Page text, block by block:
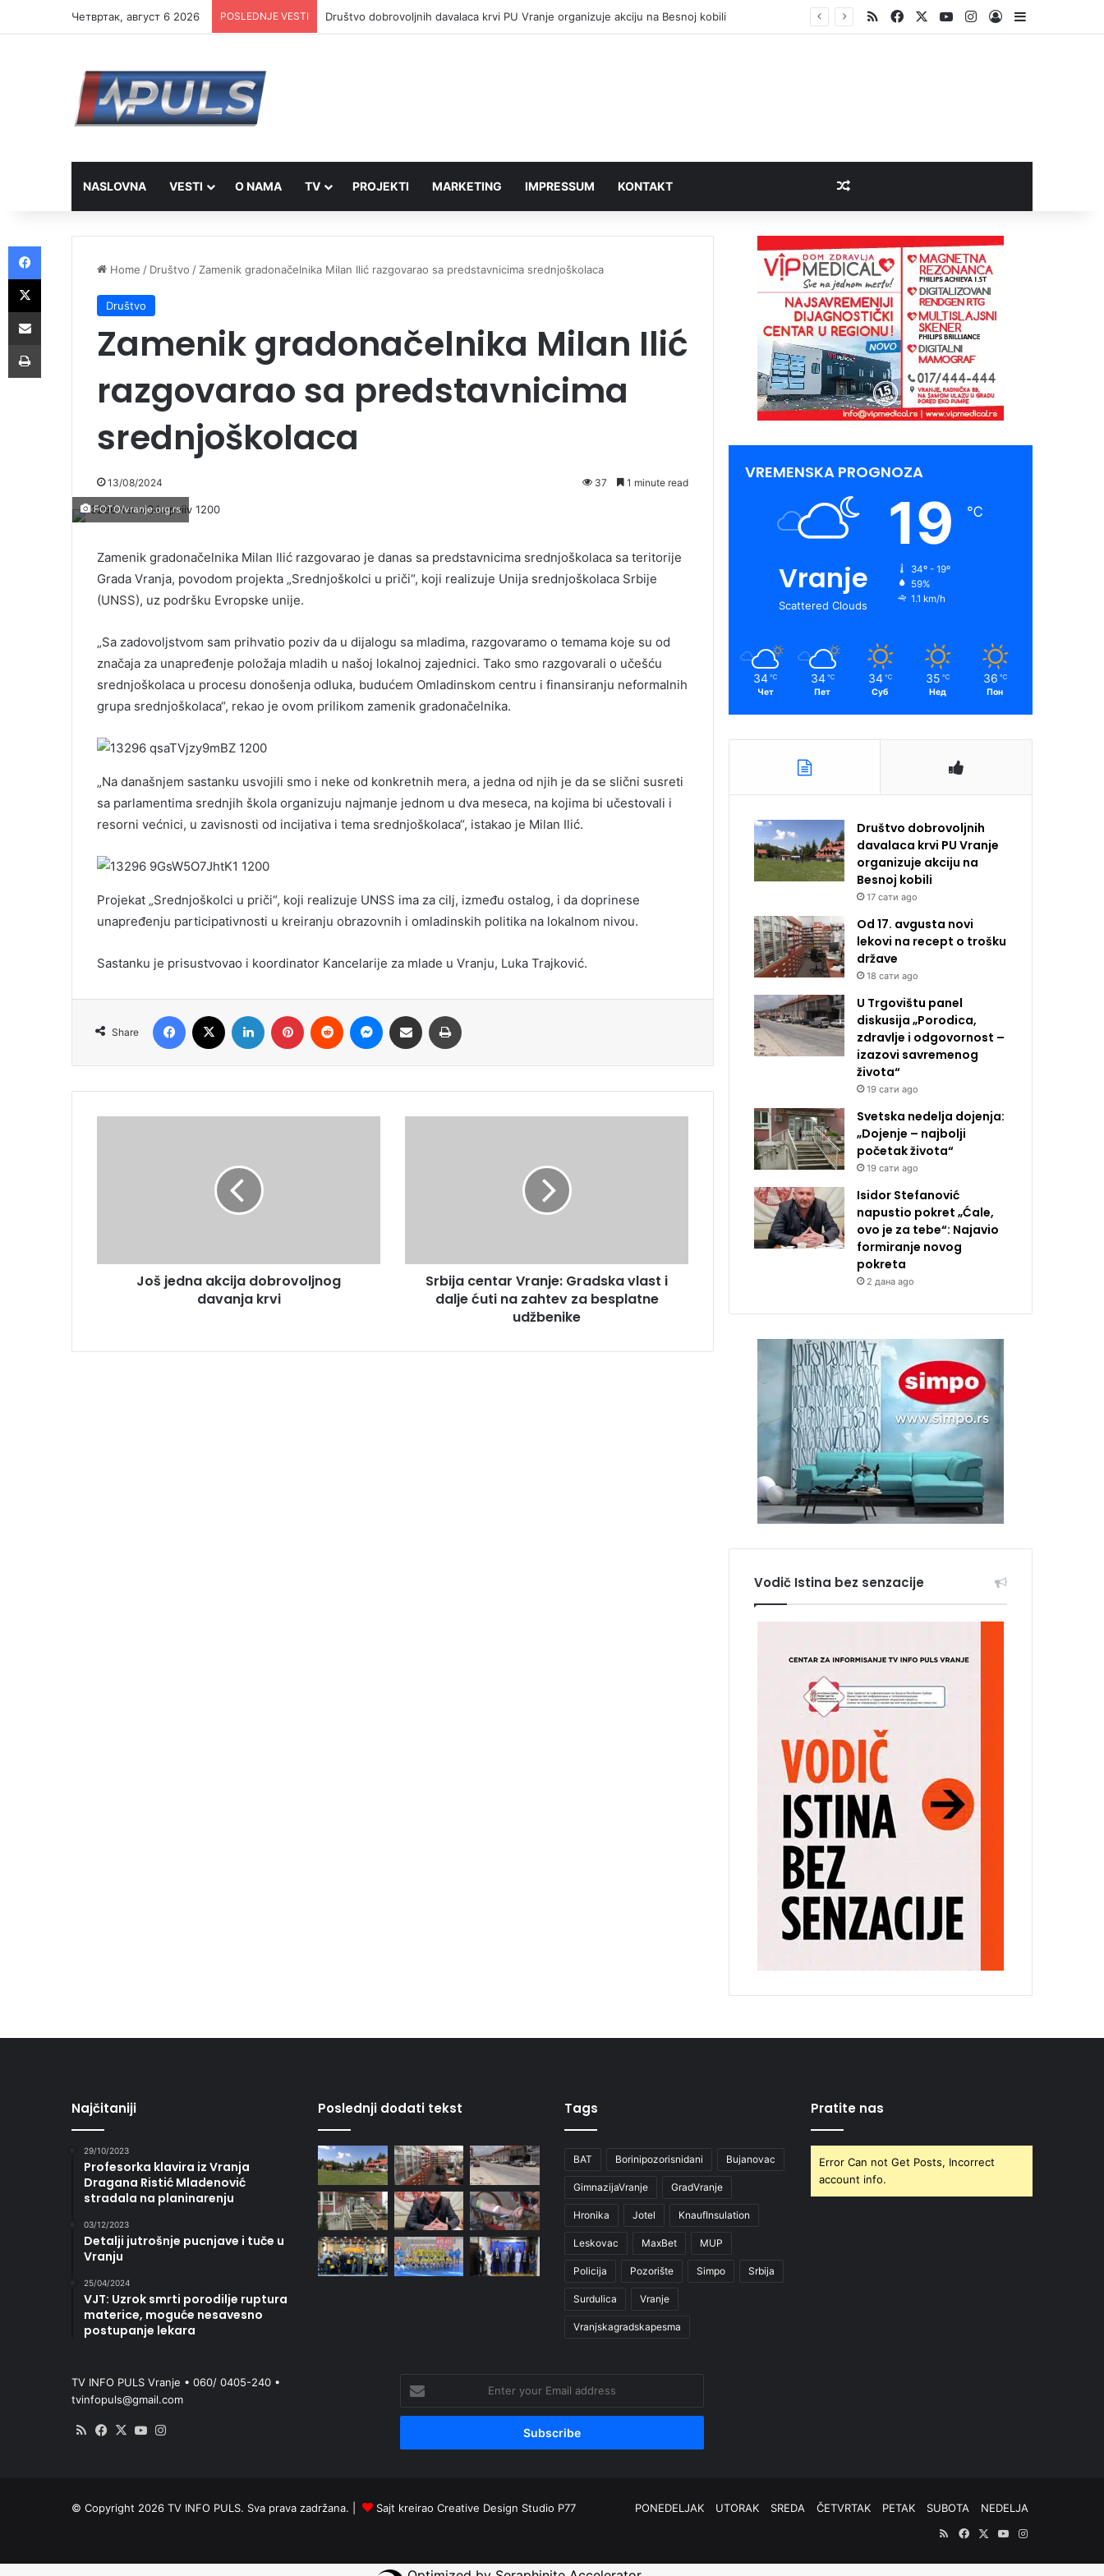
Четвртак, август 6 2026 POSLEDNJE VESTI Društvo dobrovoljnih davalaca krvi PU Vranje organizuje akciju na Besnoj kobili RSSFacebookYouTubeInstagram
Log InSidebar
NASLOVNA VESTI O NAMA TV PROJEKTI MARKETING IMPRESSUM KONTAKT Random Article
Home / Društvo / Zamenik gradonačelnika Milan Ilić razgovarao sa predstavnicima srednjoškolaca
Društvo
Zamenik gradonačelnika Milan Ilić
razgovarao sa predstavnicima
srednjoškolaca
13/08/2024 37 1 minute read
FOTO/vranje.org.rs
Zamenik gradonačelnika Milan Ilić razgovarao je danas sa predstavnicima srednjoškolaca sa teritorije
Grada Vranja, povodom projekta „Srednjoškolci u priči“, koji realizuje Unija srednjoškolaca Srbije
(UNSS), uz podršku Evropske unije.
„Sa zadovoljstvom sam prihvatio poziv da u dijalogu sa mladima, razgovaramo o temama koje su od
značaja za unapređenje položaja mladih u našoj lokalnoj zajednici. Tako smo razgovarali o učešću
srednjoškolaca u procesu donošenja odluka, budućem Omladinskom centru i finansiranju neformalnih
grupa srednjoškolaca“, rekao je ovom prilikom zamenik gradonačelnika.
„Na današnjem sastanku usvojili smo i neke od konkretnih mera, a jedna od njih je da se slični susreti
sa parlamentima srednjih škola organizuju najmanje jednom u dva meseca, na kojima bi učestovali i
resorni većnici, u zavisnosti od incijativa i tema srednjoškolaca“, istakao je Milan Ilić.
Projekat „Srednjoškolci u priči“, koji realizuje UNSS ima za cilj, između ostalog, i da doprinese
unapređenju participativnosti u kreiranju obrazovnih i omladinskih politika na lokalnom nivou.
Sastanku je prisustvovao i koordinator Kancelarije za mlade u Vranju, Luka Trajković.
Share
Facebook LinkedIn Pinterest Reddit Messenger
Share via Email
Još jedna akcija dobrovoljnog
davanja krvi
Srbija centar Vranje: Gradska vlast i
dalje ćuti na zahtev za besplatne
udžbenike
VREMENSKA PROGNOZA
Vranje
Scattered Clouds
19 ℃
34º - 19º
59%
1.1 km/h
34 ℃
Чет
34 ℃
Пет
34 ℃
Суб
35 ℃
Нед
36 ℃
Пон
Društvo dobrovoljnih
davalaca krvi PU Vranje
organizuje akciju na
Besnoj kobili
17 сати ago
Od 17. avgusta novi
lekovi na recept o trošku
države
18 сати ago
U Trgovištu panel
diskusija „Porodica,
zdravlje i odgovornost –
izazovi savremenog
života“
19 сати ago
Svetska nedelja dojenja:
„Dojenje – najbolji
početak života“
19 сати ago
Isidor Stefanović
napustio pokret „Ćale,
ovo je za tebe“: Najavio
formiranje novog
pokreta
2 дана ago
Vodič Istina bez senzacije
Najčitaniji
29/10/2023
Profesorka klavira iz Vranja
Dragana Ristić Mladenović
stradala na planinarenju
03/12/2023
Detalji jutrošnje pucnjave i tuče u
Vranju
25/04/2024
VJT: Uzrok smrti porodilje ruptura
materice, moguće nesavesno
postupanje lekara
Poslednji dodati tekst Tags
BAT Borinipozorisnidani Bujanovac
GimnazijaVranje GradVranje
Hronika Jotel KnaufInsulation
Leskovac MaxBet MUP
Policija Pozorište Simpo Srbija
Surdulica Vranje
Vranjskagradskapesma
Pratite nas
Error Can not Get Posts, Incorrect
account info.
TV INFO PULS Vranje • 060/ 0405-240 •
tvinfopuls@gmail.com
RSS Facebook
X YouTube
your
Email
© Copyright 2026 TV INFO PULS. Sva prava zadržana. | Sajt kreirao Creative Design Studio P77 PONEDELJAK UTORAK SREDA ČETVRTAK PETAK SUBOTA
NEDELJA
RSSFacebook
X YouTubeInstagram
Facebook
X
Share via Email